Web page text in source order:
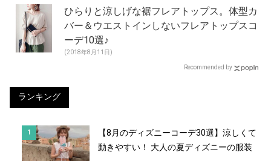
ひらりと涼しげな裾フレアトップス。体型カ
バー＆ウエストインしないフレアトップスコ
ーデ10選♪
(2018年8月11日)
Recommended by
ランキング
【8月のディズニーコーデ30選】涼しくて
動きやすい！ 大人の夏ディズニーの服装